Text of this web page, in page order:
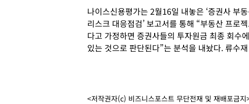
나이스신용평가는 2월16일 내놓은 ‘증권사 부
리스크 대응점검’ 보고서를 통해 “부동산 프로
다고 가정하면 증권사들의 투자원금 최종 회수
있는 것으로 판단된다”는 분석을 내놨다. 류수
<저작권자(c) 비즈니스포스트 무단전재 및 재배포금지